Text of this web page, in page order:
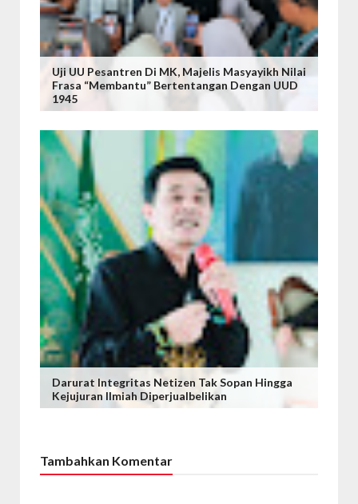
Uji UU Pesantren Di MK, Majelis Masyayikh Nilai
Frasa “Membantu” Bertentangan Dengan UUD
1945
Darurat Integritas Netizen Tak Sopan Hingga
Kejujuran Ilmiah Diperjualbelikan
Tambahkan Komentar